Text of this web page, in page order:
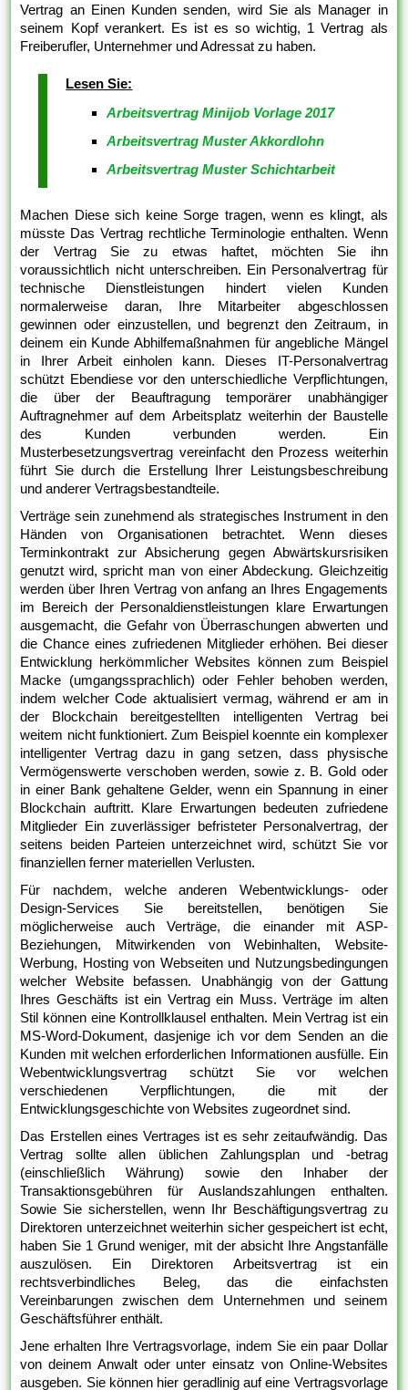
Vertrag an Einen Kunden senden, wird Sie als Manager in
seinem Kopf verankert. Es ist es so wichtig, 1 Vertrag als
Freiberufler, Unternehmer und Adressat zu haben.
Lesen Sie:
Arbeitsvertrag Minijob Vorlage 2017
Arbeitsvertrag Muster Akkordlohn
Arbeitsvertrag Muster Schichtarbeit
Machen Diese sich keine Sorge tragen, wenn es klingt, als
müsste Das Vertrag rechtliche Terminologie enthalten. Wenn
der Vertrag Sie zu etwas haftet, möchten Sie ihn
voraussichtlich nicht unterschreiben. Ein Personalvertrag für
technische Dienstleistungen hindert vielen Kunden
normalerweise daran, Ihre Mitarbeiter abgeschlossen
gewinnen oder einzustellen, und begrenzt den Zeitraum, in
deinem ein Kunde Abhilfemaßnahmen für angebliche Mängel
in Ihrer Arbeit einholen kann. Dieses IT-Personalvertrag
schützt Ebendiese vor den unterschiedliche Verpflichtungen,
die über der Beauftragung temporärer unabhängiger
Auftragnehmer auf dem Arbeitsplatz weiterhin der Baustelle
des Kunden verbunden werden. Ein
Musterbesetzungsvertrag vereinfacht den Prozess weiterhin
führt Sie durch die Erstellung Ihrer Leistungsbeschreibung
und anderer Vertragsbestandteile.
Verträge sein zunehmend als strategisches Instrument in den
Händen von Organisationen betrachtet. Wenn dieses
Terminkontrakt zur Absicherung gegen Abwärtskursrisiken
genutzt wird, spricht man von einer Abdeckung. Gleichzeitig
werden über Ihren Vertrag von anfang an Ihres Engagements
im Bereich der Personaldienstleistungen klare Erwartungen
ausgemacht, die Gefahr von Überraschungen abwerten und
die Chance eines zufriedenen Mitglieder erhöhen. Bei dieser
Entwicklung herkömmlicher Websites können zum Beispiel
Macke (umgangssprachlich) oder Fehler behoben werden,
indem welcher Code aktualisiert vermag, während er am in
der Blockchain bereitgestellten intelligenten Vertrag bei
weitem nicht funktioniert. Zum Beispiel koennte ein komplexer
intelligenter Vertrag dazu in gang setzen, dass physische
Vermögenswerte verschoben werden, sowie z. B. Gold oder
in einer Bank gehaltene Gelder, wenn ein Spannung in einer
Blockchain auftritt. Klare Erwartungen bedeuten zufriedene
Mitglieder Ein zuverlässiger befristeter Personalvertrag, der
seitens beiden Parteien unterzeichnet wird, schützt Sie vor
finanziellen ferner materiellen Verlusten.
Für nachdem, welche anderen Webentwicklungs- oder
Design-Services Sie bereitstellen, benötigen Sie
möglicherweise auch Verträge, die einander mit ASP-
Beziehungen, Mitwirkenden von Webinhalten, Website-
Werbung, Hosting von Webseiten und Nutzungsbedingungen
welcher Website befassen. Unabhängig von der Gattung
Ihres Geschäfts ist ein Vertrag ein Muss. Verträge im alten
Stil können eine Kontrollklausel enthalten. Mein Vertrag ist ein
MS-Word-Dokument, dasjenige ich vor dem Senden an die
Kunden mit welchen erforderlichen Informationen ausfülle. Ein
Webentwicklungsvertrag schützt Sie vor welchen
verschiedenen Verpflichtungen, die mit der
Entwicklungsgeschichte von Websites zugeordnet sind.
Das Erstellen eines Vertrages ist es sehr zeitaufwändig. Das
Vertrag sollte allen üblichen Zahlungsplan und -betrag
(einschließlich Währung) sowie den Inhaber der
Transaktionsgebühren für Auslandszahlungen enthalten.
Sowie Sie sicherstellen, wenn Ihr Beschäftigungsvertrag zu
Direktoren unterzeichnet weiterhin sicher gespeichert ist echt,
haben Sie 1 Grund weniger, mit der absicht Ihre Angstanfälle
auszulösen. Ein Direktoren Arbeitsvertrag ist ein
rechtsverbindliches Beleg, das die einfachsten
Vereinbarungen zwischen dem Unternehmen und seinem
Geschäftsführer enthält.
Jene erhalten Ihre Vertragsvorlage, indem Sie ein paar Dollar
von deinem Anwalt oder unter einsatz von Online-Websites
ausgeben. Sie können hier geradlinig auf eine Vertragsvorlage